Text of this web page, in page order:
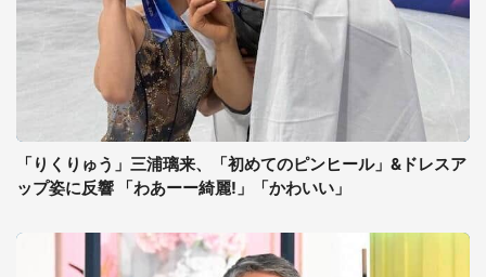
「りくりゅう」三浦璃来、「初めてのピンヒール」&ドレスア
ップ姿に反響 「わあーー綺麗!」「かわいい」